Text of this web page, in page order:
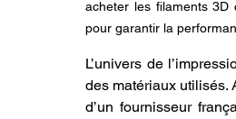
acheter les filaments 3D
pour garantir la
L’univers de
des matériaux utilisés.
d’un fournisseur